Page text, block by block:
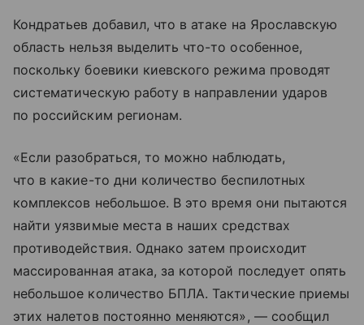
Кондратьев добавил, что в атаке на Ярославскую
область нельзя выделить что-то особенное,
поскольку боевики киевского режима проводят
систематическую работу в направлении ударов
по российским регионам.
«Если разобраться, то можно наблюдать,
что в какие-то дни количество беспилотных
комплексов небольшое. В это время они пытаются
найти уязвимые места в наших средствах
противодействия. Однако затем происходит
массированная атака, за которой последует опять
небольшое количество БПЛА. Тактические приемы
этих налетов постоянно меняются», — сообщил